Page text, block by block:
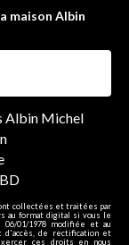
maison Albin
Albin Michel
collectées et traitées par
au format digital si vous le
01/1978 modifiée et au
d'accès, de rectification et
ces droits en nous